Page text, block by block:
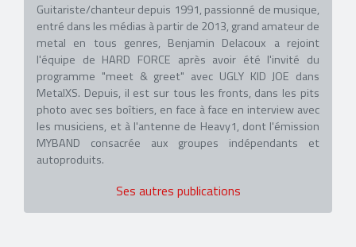
Guitariste/chanteur depuis 1991, passionné de musique,
entré dans les médias à partir de 2013, grand amateur de
metal en tous genres, Benjamin Delacoux a rejoint
l'équipe de HARD FORCE après avoir été l'invité du
programme "meet & greet" avec UGLY KID JOE dans
MetalXS. Depuis, il est sur tous les fronts, dans les pits
photo avec ses boîtiers, en face à face en interview avec
les musiciens, et à l'antenne de Heavy1, dont l'émission
MYBAND consacrée aux groupes indépendants et
autoproduits.
Ses autres publications